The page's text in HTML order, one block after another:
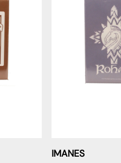
IMANES